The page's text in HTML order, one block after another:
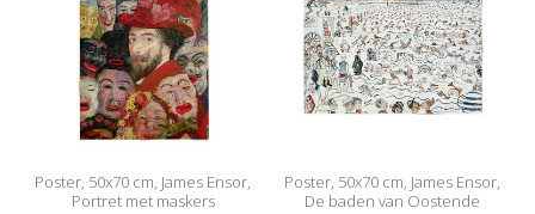
Poster, 50x70 cm, James Ensor,
Portret met maskers
Poster, 50x70 cm, James Ensor,
De baden van Oostende